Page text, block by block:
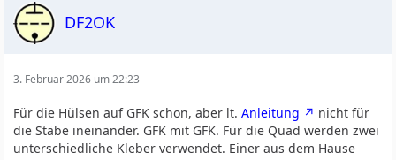
DF2OK
3. Februar 2026 um 22:23
Für die Hülsen auf GFK schon, aber lt.Anleitung
nicht für
die Stäbe ineinander. GFK mit GFK. Für die Quad werden zwei
unterschiedliche Kleber verwendet. Einer aus dem Hause